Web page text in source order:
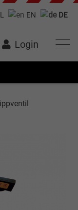
EN DE
Login